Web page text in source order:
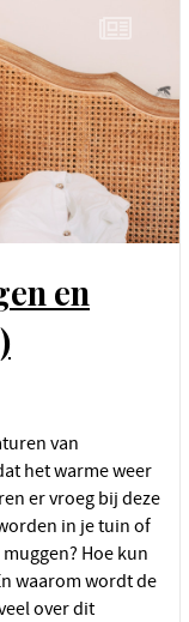
van
het warme weer
er vroeg bij deze
in je tuin of
Hoe kun
waarom wordt de
over dit